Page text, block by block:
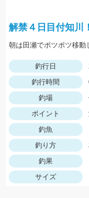
解禁４日目付知川
釣行日
釣行時間
釣場
ポイント
釣魚
釣り方
釣果
サイズ